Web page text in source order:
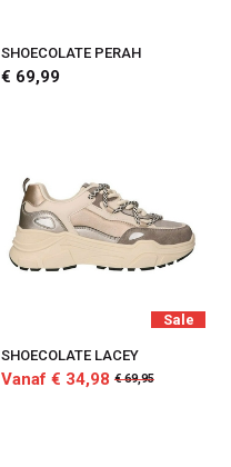
SHOECOLATE PERAH
€ 69,99
Sale
SHOECOLATE LACEY
Vanaf € 34,98 € 69,95